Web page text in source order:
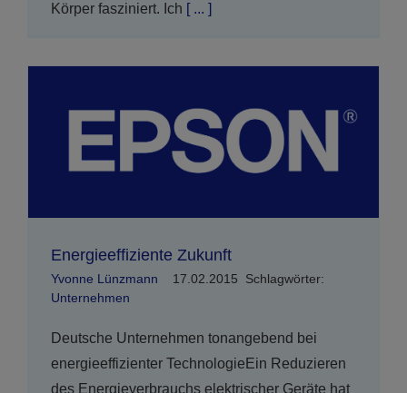
Körper fasziniert. Ich [ ... ]
Energieeffiziente Zukunft
Yvonne Lünzmann 17.02.2015
Schlagwörter:
Unternehmen
Deutsche Unternehmen tonangebend bei
energieeffizienter TechnologieEin Reduzieren
des Energieverbrauchs elektrischer Geräte hat